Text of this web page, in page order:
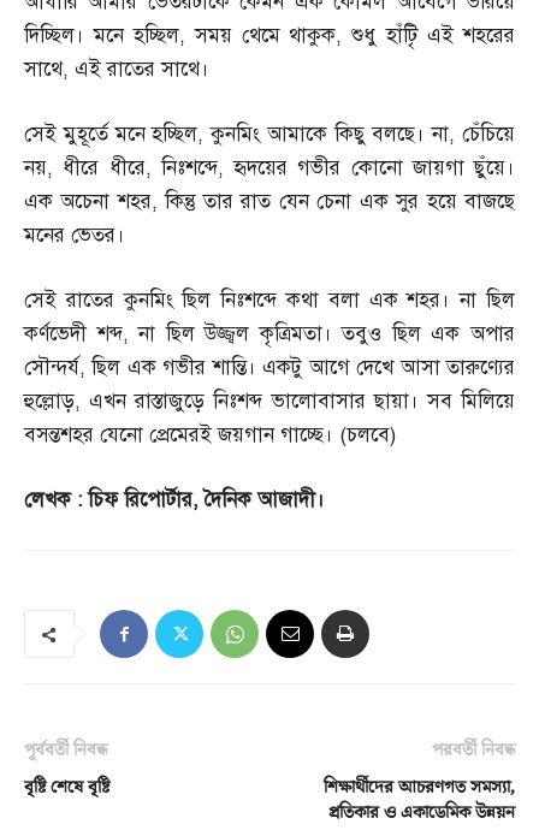
দিচ্ছিল। মনে হচ্ছিল,সময় থেমে থাকুক,শুধু হাঁটিৃ এই শহরের
সাথে, এই রাতের সাথে।
সেই মুহূর্তে মনে হচ্ছিল,কুনমিং আমাকে কিছু বলছে। না,চেঁচিয়ে
নয়, ধীরে ধীরে,নিঃশব্দে,হৃদয়ের গভীর কোনো জায়গা ছুঁয়ে।
এক অচেনা শহর,কিন্তু তার রাত যেন চেনা এক সুর হয়ে বাজছে
মনের ভেতর।
সেই রাতের কুনমিং ছিল নিঃশব্দে কথা বলা এক শহর। না ছিল
কর্ণভেদী শব্দ,না ছিল উজ্জ্বল কৃত্রিমতা। তবুও ছিল এক অপার
সৌন্দর্য,ছিল এক গভীর শান্তি। একটু আগে দেখে আসা তারুণ্যের
হুল্লোড়,এখন রাস্তাজুড়ে নিঃশব্দ ভালোবাসার ছায়া। সব মিলিয়ে
বসন্তশহর যেনো প্রেমেরই জয়গান গাচ্ছে। (চলবে)
লেখক :চিফ রিপোর্টার,দৈনিক আজাদী।
পূর্ববর্তী নিবন্ধ
বৃষ্টি শেষে বৃষ্টি
পরবর্তী নিবন্ধ
শিক্ষার্থীদের আচরণগত সমস্যা,
প্রতিকার ও একাডেমিক উন্নয়ন